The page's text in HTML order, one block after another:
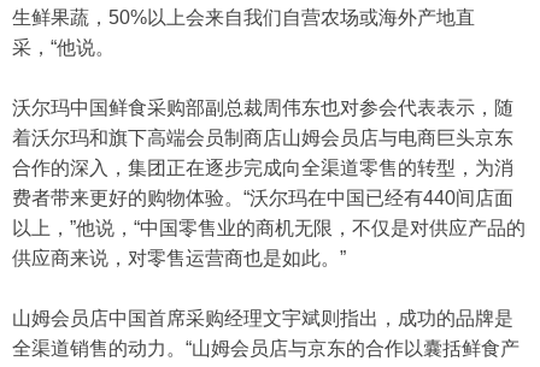
生鲜果蔬，50%以上会来自我们自营农场或海外产地直
采，“他说。
沃尔玛中国鲜食采购部副总裁周伟东也对参会代表表示，随
着沃尔玛和旗下高端会员制商店山姆会员店与电商巨头京东
合作的深入，集团正在逐步完成向全渠道零售的转型，为消
费者带来更好的购物体验。“沃尔玛在中国已经有440间店面
以上，”他说，“中国零售业的商机无限，不仅是对供应产品的
供应商来说，对零售运营商也是如此。”
山姆会员店中国首席采购经理文宇斌则指出，成功的品牌是
全渠道销售的动力。“山姆会员店与京东的合作以囊括鲜食产